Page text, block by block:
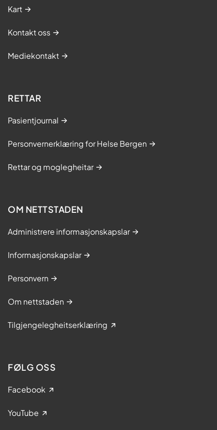
Kart
Kontakt oss
Mediekontakt
RETTAR
Pasientjournal
Personvernerklæring for Helse Bergen
Rettar og moglegheitar
OM NETTSTADEN
Administrere informasjonskapslar
Informasjonskapslar
Personvern
Om nettstaden
Tilgjengelegheitserklæring
FØLG OSS
Facebook
YouTube